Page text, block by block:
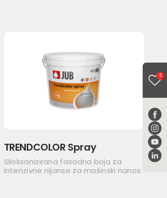
0
TRENDCOLOR Spray
Siloksanizirana fasadna boja za
intenzivne nijanse za mašinski nanos